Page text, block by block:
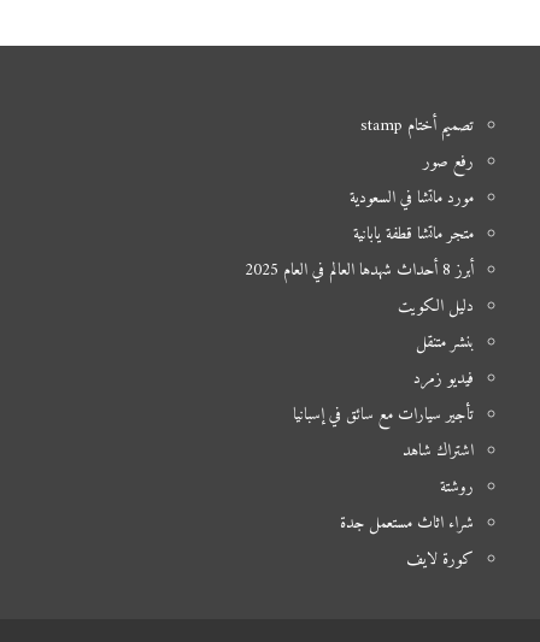
تصميم أختام stamp
رفع صور
مورد ماتشا في السعودية
متجر ماتشا قطفة يابانية
أبرز 8 أحداث شهدها العالم في العام 2025
دليل الكويت
بنشر متنقل
فيديو زمرد
تأجير سيارات مع سائق في إسبانيا
اشتراك شاهد
روشتة
شراء اثاث مستعمل جدة
كورة لايف